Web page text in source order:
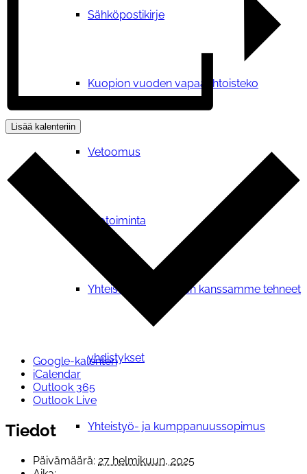
Sähköpostikirje
Kuopion vuoden vapaaehtoisteko
Vetoomus
Verkostotoiminta
Yhteistyosopimuksen kanssamme tehneet
yhdistykset
Yhteistyö- ja kumppanuussopimus
Lisää kalenteriin
Google-kalenteri
iCalendar
Outlook 365
Outlook Live
Tiedot
Päivämäärä: 27 helmikuun, 2025